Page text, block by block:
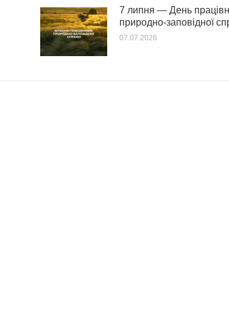
7 липня — День
природно-заповідної
07.07.2026